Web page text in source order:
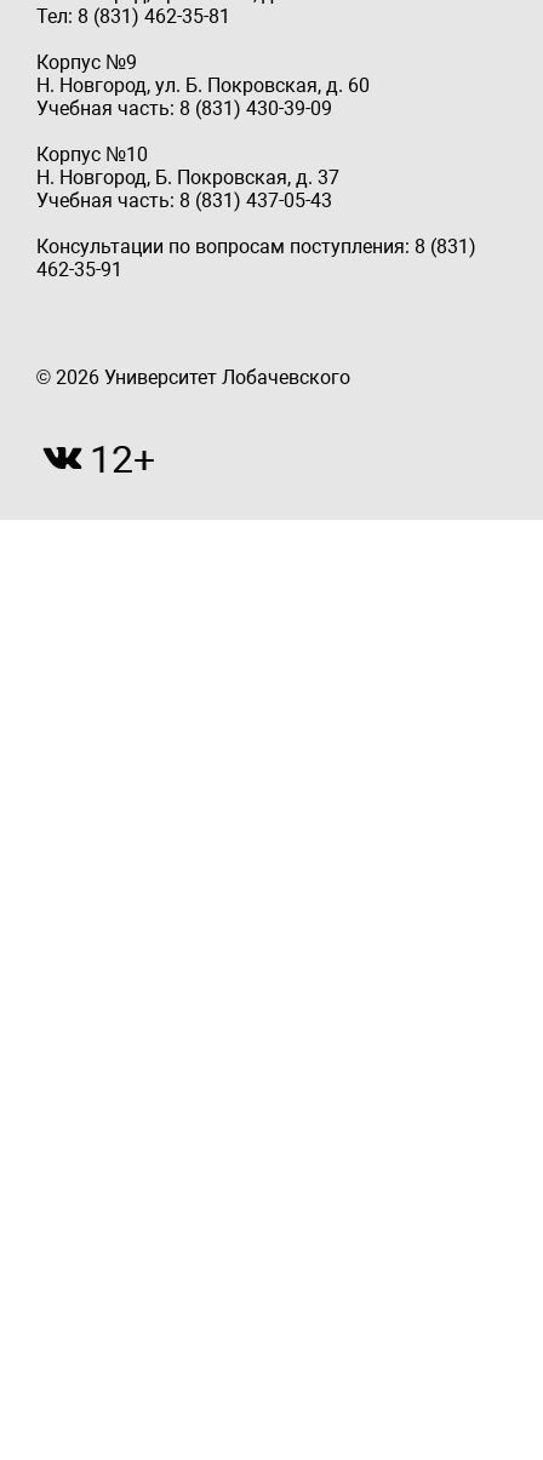
Тел: 8 (831) 462-35-81
Корпус №9
Н. Новгород, ул. Б. Покровская, д. 60
Учебная часть: 8 (831) 430-39-09
Корпус №10
Н. Новгород, Б. Покровская, д. 37
Учебная часть: 8 (831) 437-05-43
Консультации по вопросам поступления: 8 (831)
462-35-91
© 2026 Университет Лобачевского
12+